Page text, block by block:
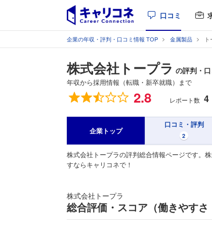
口コミ
企業の年収・評判・口コミ情報 TOP 金属製品
株式会社トープラ の評判・
年収から採用情報（転職・新卒就職）まで
総合評価 2.8 レポート数 4
企業トップ
口コミ・評判
2
株式会社トープラの評判総合情報ページです。
すならキャリコネで！
株式会社トープラ
総合評価・スコア（働きやすさ